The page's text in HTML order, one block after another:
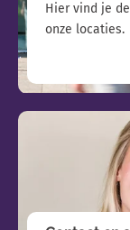
Hier vind je
onze locaties.